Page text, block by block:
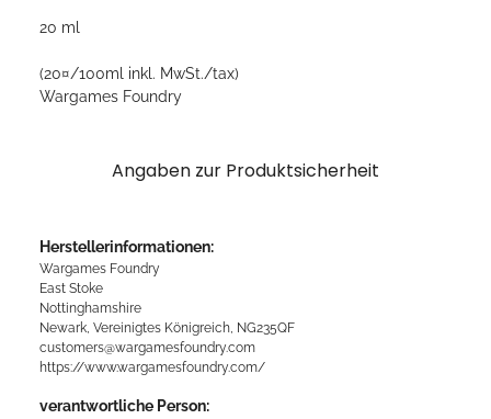
20 ml
(20¤/100ml inkl. MwSt./tax)
Wargames Foundry
Angaben zur Produktsicherheit
Herstellerinformationen:
Wargames Foundry
East Stoke
Nottinghamshire
Newark, Vereinigtes Königreich, NG235QF
customers@wargamesfoundry.com
https://www.wargamesfoundry.com/
verantwortliche Person: